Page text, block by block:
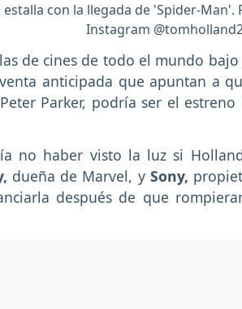
con la llegada de 'Spider-Man'.
Instagram
de cines de todo el mundo
anticipada que apuntan a
Parker, podría ser el estreno
no haber visto la luz si
dueña de Marvel, y Sony,
después de que